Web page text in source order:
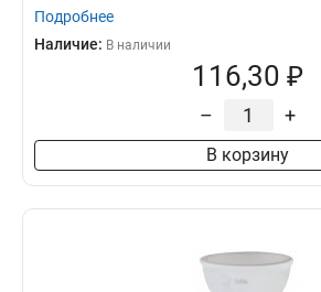
Подробнее
Наличие: В наличии
116,30 ₽
– +
В корзину